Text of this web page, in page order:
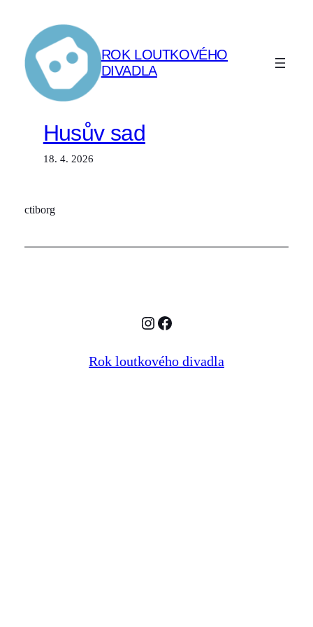
obsah
ROK LOUTKOVÉHO
DIVADLA
Husův sad
18. 4. 2026
ctiborg
Instagram
Facebook
Rok loutkového divadla